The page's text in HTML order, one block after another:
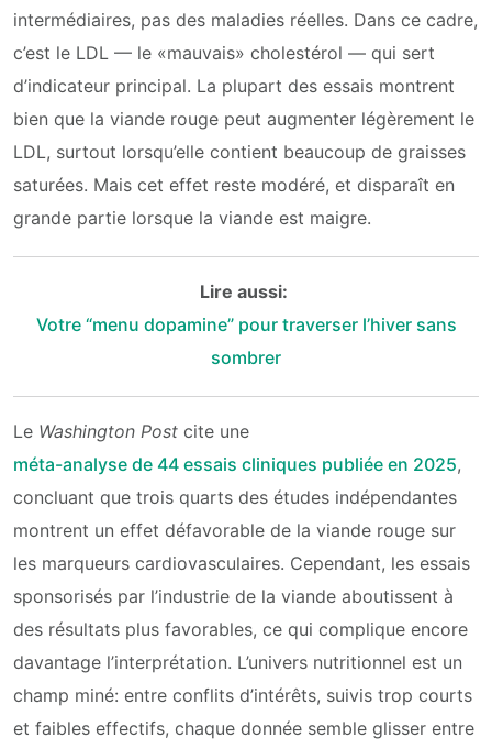
intermédiaires, pas des maladies réelles. Dans ce cadre,
c’est le LDL — le «mauvais» cholestérol — qui sert
d’indicateur principal. La plupart des essais montrent
bien que la viande rouge peut augmenter légèrement le
LDL, surtout lorsqu’elle contient beaucoup de graisses
saturées. Mais cet effet reste modéré, et disparaît en
grande partie lorsque la viande est maigre.
Lire aussi:
Votre “menu dopamine” pour traverser l’hiver sans
sombrer
Le Washington Post cite une
méta-analyse de 44 essais cliniques publiée en 2025,
concluant que trois quarts des études indépendantes
montrent un effet défavorable de la viande rouge sur
les marqueurs cardiovasculaires. Cependant, les essais
sponsorisés par l’industrie de la viande aboutissent à
des résultats plus favorables, ce qui complique encore
davantage l’interprétation. L’univers nutritionnel est un
champ miné: entre conflits d’intérêts, suivis trop courts
et faibles effectifs, chaque donnée semble glisser entre